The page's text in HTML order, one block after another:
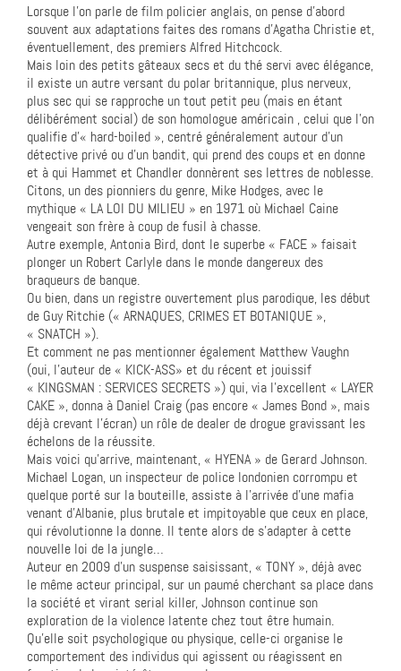
Lorsque l’on parle de film policier anglais, on pense d’abord
souvent aux adaptations faites des romans d’Agatha Christie et,
éventuellement, des premiers Alfred Hitchcock.
Mais loin des petits gâteaux secs et du thé servi avec élégance,
il existe un autre versant du polar britannique, plus nerveux,
plus sec qui se rapproche un tout petit peu (mais en étant
délibérément social) de son homologue américain , celui que l’on
qualifie d’« hard-boiled », centré généralement autour d’un
détective privé ou d’un bandit, qui prend des coups et en donne
et à qui Hammet et Chandler donnèrent ses lettres de noblesse.
Citons, un des pionniers du genre, Mike Hodges, avec le
mythique « LA LOI DU MILIEU » en 1971 où Michael Caine
vengeait son frère à coup de fusil à chasse.
Autre exemple, Antonia Bird, dont le superbe « FACE » faisait
plonger un Robert Carlyle dans le monde dangereux des
braqueurs de banque.
Ou bien, dans un registre ouvertement plus parodique, les début
de Guy Ritchie (« ARNAQUES, CRIMES ET BOTANIQUE »,
« SNATCH »).
Et comment ne pas mentionner également Matthew Vaughn
(oui, l’auteur de « KICK-ASS» et du récent et jouissif
« KINGSMAN : SERVICES SECRETS ») qui, via l’excellent « LAYER
CAKE », donna à Daniel Craig (pas encore « James Bond », mais
déjà crevant l’écran) un rôle de dealer de drogue gravissant les
échelons de la réussite.
Mais voici qu’arrive, maintenant, « HYENA » de Gerard Johnson.
Michael Logan, un inspecteur de police londonien corrompu et
quelque porté sur la bouteille, assiste à l’arrivée d’une mafia
venant d’Albanie, plus brutale et impitoyable que ceux en place,
qui révolutionne la donne. Il tente alors de s’adapter à cette
nouvelle loi de la jungle…
Auteur en 2009 d’un suspense saisissant, « TONY », déjà avec
le même acteur principal, sur un paumé cherchant sa place dans
la société et virant serial killer, Johnson continue son
exploration de la violence latente chez tout être humain.
Qu’elle soit psychologique ou physique, celle-ci organise le
comportement des individus qui agissent ou réagissent en